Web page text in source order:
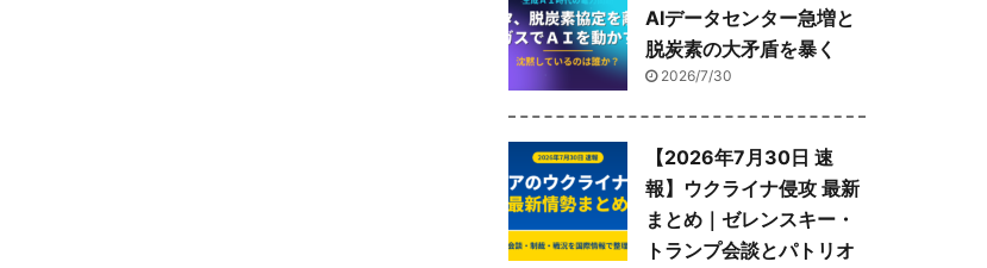
AIデータセンター急増と
脱炭素の大矛盾を暴く
2026/7/30
【2026年7月30日 速
報】ウクライナ侵攻 最新
まとめ｜ゼレンスキー・
トランプ会談とパトリオ